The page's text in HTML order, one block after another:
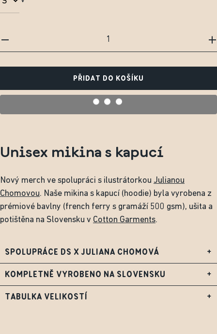
PŘIDAT DO KOŠÍKU
Unisex mikina s kapucí
Nový merch ve spolupráci s ilustrátorkou Julianou
Chomovou. Naše mikina s kapucí (hoodie) byla vyrobena z
prémiové bavlny (french ferry s gramáží 500 gsm), ušita a
potištěna na Slovensku v Cotton Garments.
SPOLUPRÁCE DS X JULIANA CHOMOVÁ +
KOMPLETNĚ VYROBENO NA SLOVENSKU +
TABULKA VELIKOSTÍ +